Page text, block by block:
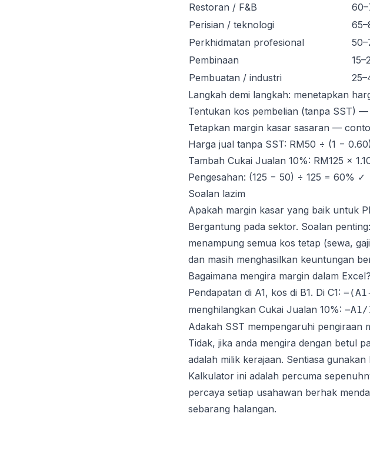
Restoran / F&B
Perisian / teknologi
Perkhidmatan profesional
Pembinaan
Pembuatan / industri
Langkah demi langkah: menetapkan
Tentukan kos pembelian (tanpa SST)
Tetapkan margin kasar sasaran —
Harga jual tanpa SST: RM50 ÷ (1 −
Tambah Cukai Jualan 10%: RM125 ×
Pengesahan: (125 − 50) ÷ 125 = 60% ✓
Soalan lazim
Apakah margin kasar yang baik untuk
Bergantung pada sektor. Soalan
menampung semua kos tetap (sewa,
dan masih menghasilkan keuntungan
Bagaimana mengira margin dalam Excel?
Pendapatan di A1, kos di B1. Di C1:
menghilangkan Cukai Jualan 10%:
Adakah SST mempengaruhi pengiraan
Tidak, jika anda mengira dengan betul
adalah milik kerajaan. Sentiasa
Kalkulator ini adalah percuma
percaya setiap usahawan berhak
sebarang halangan.